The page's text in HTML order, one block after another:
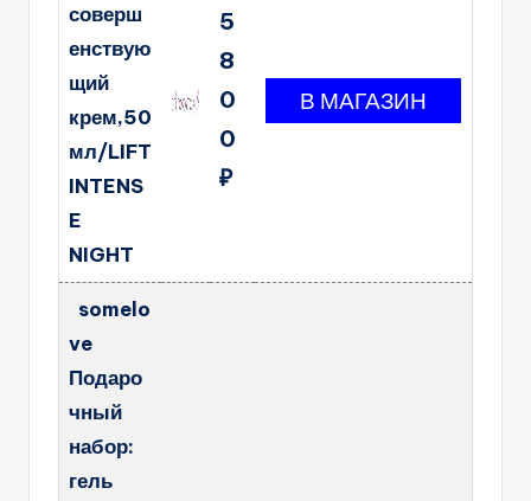
соверш
енствую
щий
крем,50
мл/LIFT
INTENS
E
NIGHT
5
8
0
0
₽
somelo
ve
Подаро
чный
набор:
гель